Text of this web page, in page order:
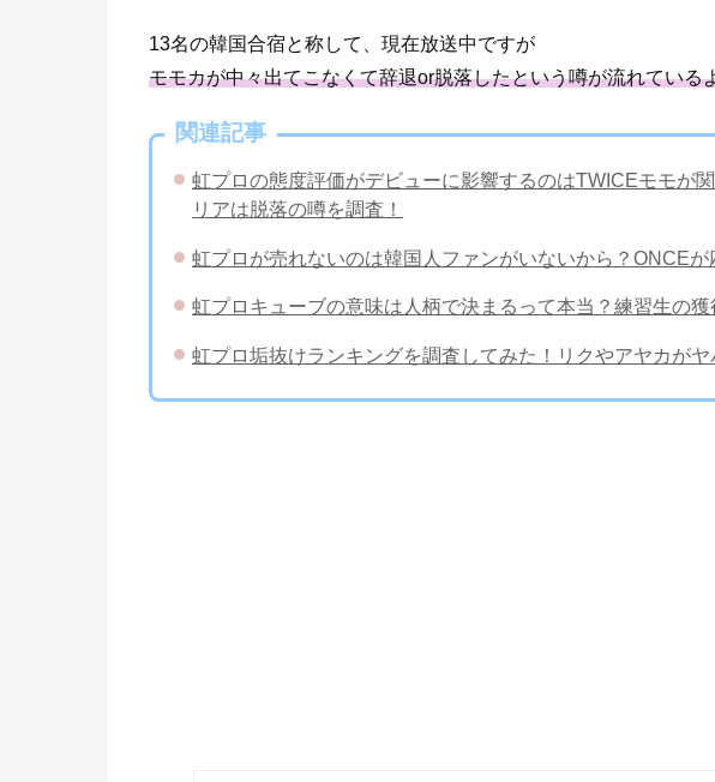
13名の韓国合宿と称して、現在放送中ですが
モモカが中々出てこなくて辞退or脱落したという噂が流れている
関連記事
虹プロの態度評価がデビューに影響するのはTWICEモモが
リアは脱落の噂を調査！
虹プロが売れないのは韓国人ファンがいないから？ONCEが
虹プロキューブの意味は人柄で決まるって本当？練習生の獲
虹プロ垢抜けランキングを調査してみた！リクやアヤカがヤ